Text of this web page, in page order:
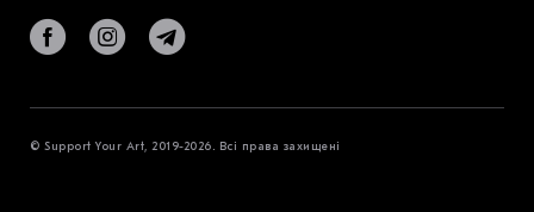
© Support Your Art, 2019-2026. Всі права захищені